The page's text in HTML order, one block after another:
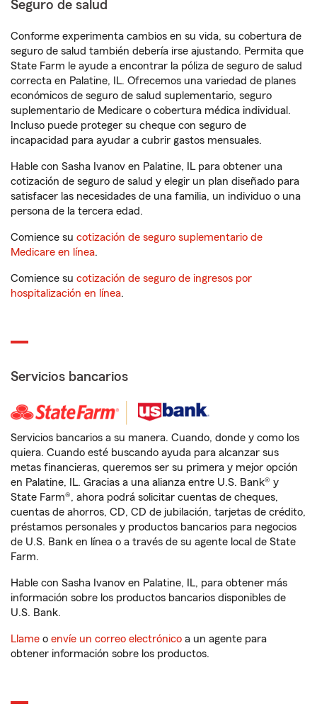
Seguro de salud
Conforme experimenta cambios en su vida, su cobertura de
seguro de salud también debería irse ajustando. Permita que
State Farm le ayude a encontrar la póliza de seguro de salud
correcta en Palatine, IL. Ofrecemos una variedad de planes
económicos de seguro de salud suplementario, seguro
suplementario de Medicare o cobertura médica individual.
Incluso puede proteger su cheque con seguro de
incapacidad para ayudar a cubrir gastos mensuales.
Hable con Sasha Ivanov en Palatine, IL para obtener una
cotización de seguro de salud y elegir un plan diseñado para
satisfacer las necesidades de una familia, un individuo o una
persona de la tercera edad.
Comience su cotización de seguro suplementario de
Medicare en línea.
Comience su cotización de seguro de ingresos por
hospitalización en línea.
Servicios bancarios
Servicios bancarios a su manera. Cuando, donde y como los
quiera. Cuando esté buscando ayuda para alcanzar sus
metas financieras, queremos ser su primera y mejor opción
en Palatine, IL. Gracias a una alianza entre U.S. Bank® y
State Farm®, ahora podrá solicitar cuentas de cheques,
cuentas de ahorros, CD, CD de jubilación, tarjetas de crédito,
préstamos personales y productos bancarios para negocios
de U.S. Bank en línea o a través de su agente local de State
Farm.
Hable con Sasha Ivanov en Palatine, IL, para obtener más
información sobre los productos bancarios disponibles de
U.S. Bank.
Llame o envíe un correo electrónico a un agente para
obtener información sobre los productos.